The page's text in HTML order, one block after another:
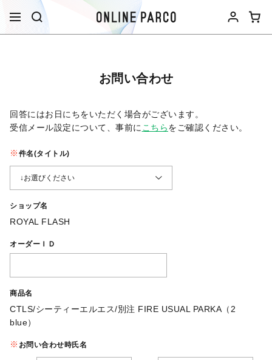
お問い合わせ
回答にはお日にちをいただく場合がございます。
受信メール設定について、事前に こちらをご確認ください。​
件名(タイトル)
ショップ名
ROYAL FLASH
オーダーＩＤ
商品名
CTLS/シーティーエルエス/別注 FIRE USUAL PARKA（2
blue）
お問い合わせ時氏名